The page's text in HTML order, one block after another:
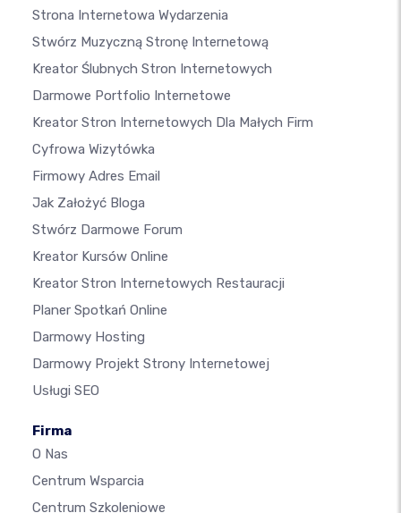
Strona Internetowa Wydarzenia
Stwórz Muzyczną Stronę Internetową
Kreator Ślubnych Stron Internetowych
Darmowe Portfolio Internetowe
Kreator Stron Internetowych Dla Małych Firm
Cyfrowa Wizytówka
Firmowy Adres Email
Jak Założyć Bloga
Stwórz Darmowe Forum
Kreator Kursów Online
Kreator Stron Internetowych Restauracji
Planer Spotkań Online
Darmowy Hosting
Darmowy Projekt Strony Internetowej
Usługi SEO
Firma
O Nas
Centrum Wsparcia
Centrum Szkoleniowe